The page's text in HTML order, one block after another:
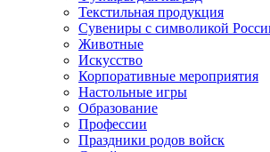
Текстильная продукция
Сувениры с символикой
Животные
Искусство
Корпоративные мероприятия
Настольные игры
Образование
Профессии
Праздники родов войск